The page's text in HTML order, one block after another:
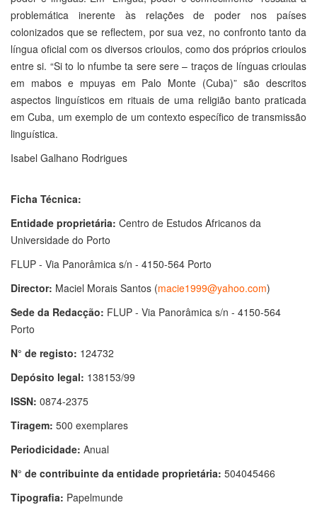
problemática inerente às relações de poder nos países
colonizados que se reflectem, por sua vez, no confronto tanto da
língua oficial com os diversos crioulos, como dos próprios crioulos
entre si. “Si to lo nfumbe ta sere sere – traços de línguas crioulas
em mabos e mpuyas em Palo Monte (Cuba)” são descritos
aspectos linguísticos em rituais de uma religião banto praticada
em Cuba, um exemplo de um contexto específico de transmissão
linguística.
Isabel Galhano Rodrigues
Ficha Técnica:
Entidade proprietária: Centro de Estudos Africanos da
Universidade do Porto
FLUP - Via Panorâmica s/n - 4150-564 Porto
Director: Maciel Morais Santos (macie1999@yahoo.com)
Sede da Redacção: FLUP - Via Panorâmica s/n - 4150-564
Porto
N° de registo: 124732
Depósito legal: 138153/99
ISSN: 0874-2375
Tiragem: 500 exemplares
Periodicidade: Anual
N° de contribuinte da entidade proprietária: 504045466
Tipografia: Papelmunde